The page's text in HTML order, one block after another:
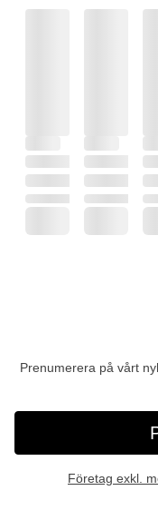
Prenumerera på vårt
Företag exkl.